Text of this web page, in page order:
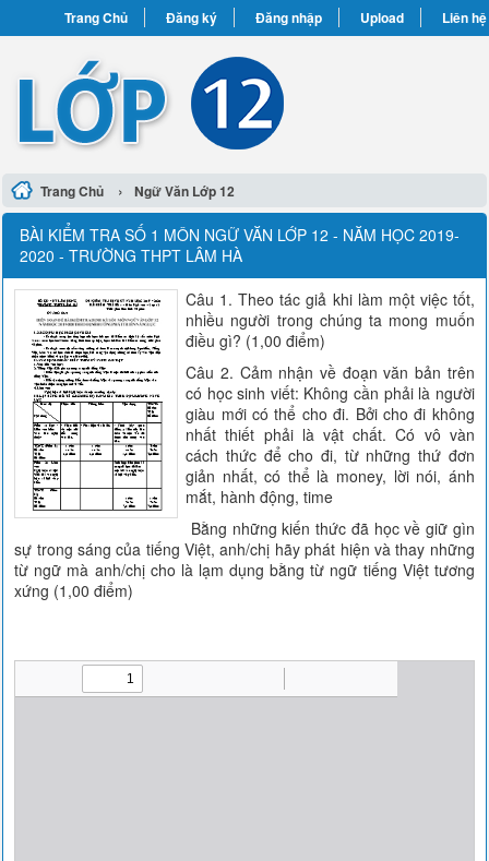
Trang Chủ Đăng ký Đăng nhập Upload Liên hệ
Trang Chủ › Ngữ Văn Lớp 12
BÀI KIỂM TRA SỐ 1 MÔN NGỮ VĂN LỚP 12 - NĂM HỌC 2019-
2020 - TRƯỜNG THPT LÂM HÀ
Câu 1. Theo tác giả khi làm một việc tốt,
nhiều người trong chúng ta mong muốn
điều gì? (1,00 điểm)
Câu 2. Cảm nhận về đoạn văn bản trên
có học sinh viết: Không cần phải là người
giàu mới có thể cho đi. Bởi cho đi không
nhất thiết phải là vật chất. Có vô vàn
cách thức để cho đi, từ những thứ đơn
giản nhất, có thể là money, lời nói, ánh
mắt, hành động, time
Bằng những kiến thức đã học về giữ gìn
sự trong sáng của tiếng Việt, anh/chị hãy phát hiện và thay những
từ ngữ mà anh/chị cho là lạm dụng bằng từ ngữ tiếng Việt tương
xứng (1,00 điểm)